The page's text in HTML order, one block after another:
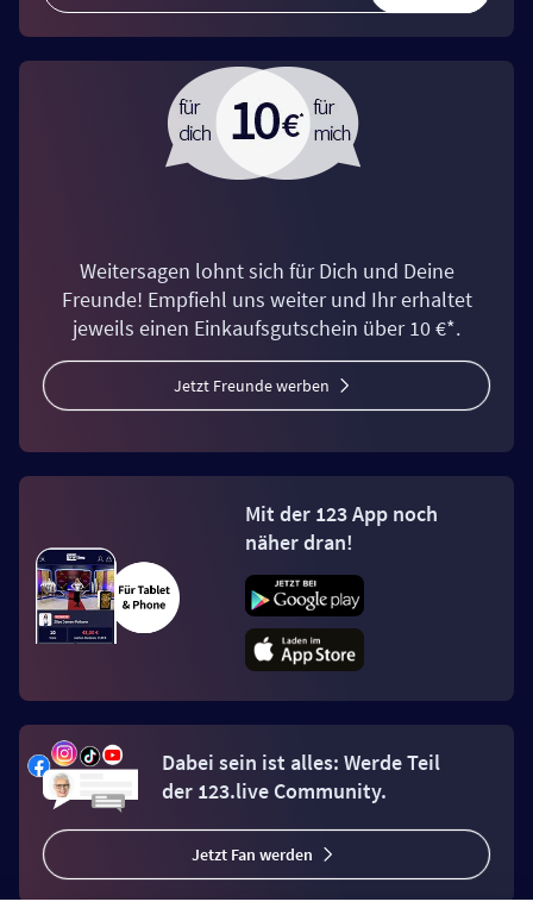
Weitersagen lohnt sich für Dich und Deine
Freunde! Empfiehl uns weiter und Ihr erhaltet
jeweils einen Einkaufsgutschein über 10 €*.
Jetzt Freunde werben
Mit der 123 App noch
näher dran!
Dabei sein ist alles: Werde Teil
der 123.live Community.
Jetzt Fan werden